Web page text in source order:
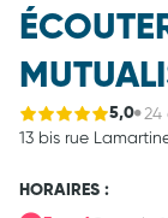
5,0 24
13 bis rue
HORAIRES :